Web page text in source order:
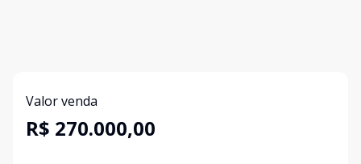
Valor venda
R$ 270.000,00